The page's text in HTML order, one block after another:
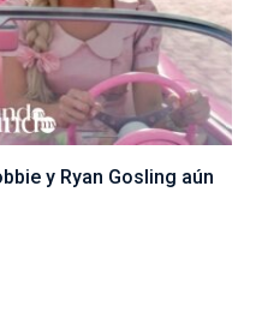
y Ryan Gosling aún